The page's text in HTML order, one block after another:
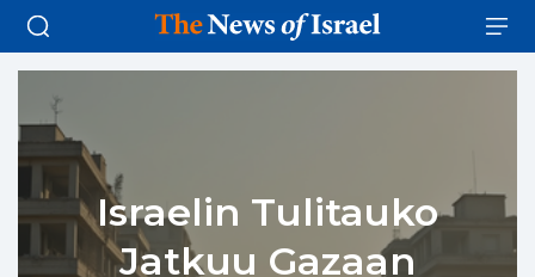
Israelin Tulitauko
Jatkuu Gazaan